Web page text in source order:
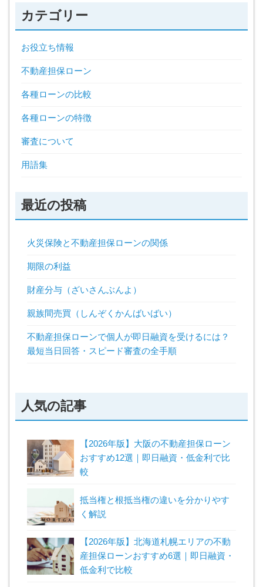
カテゴリー
お役立ち情報
不動産担保ローン
各種ローンの比較
各種ローンの特徴
審査について
用語集
最近の投稿
火災保険と不動産担保ローンの関係
期限の利益
財産分与（ざいさんぶんよ）
親族間売買（しんぞくかんばいばい）
不動産担保ローンで個人が即日融資を受けるには？
最短当日回答・スピード審査の全手順
人気の記事
【2026年版】大阪の不動産担保ローン
おすすめ12選｜即日融資・低金利で比
較
抵当権と根抵当権の違いを分かりやす
く解説
【2026年版】北海道札幌エリアの不動
産担保ローンおすすめ6選｜即日融資・
低金利で比較